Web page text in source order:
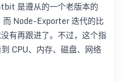
是遵从的一个老版本的
Node-Exporter 迭代的比
有再跟进了。不过，这个指
CPU、内存、磁盘、网络